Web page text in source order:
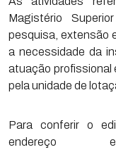
Magistério
pesquisa, extensão
a necessidade da
atuação profissional
pela unidade de
Para conferir o
endereço